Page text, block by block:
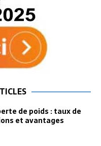
de poids : taux de
et avantages